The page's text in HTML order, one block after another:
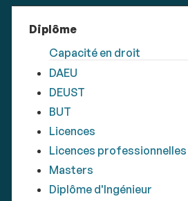
Diplôme
Capacité en droit
DAEU
DEUST
BUT
Licences
Licences professionnelles
Masters
Diplôme d'Ingénieur